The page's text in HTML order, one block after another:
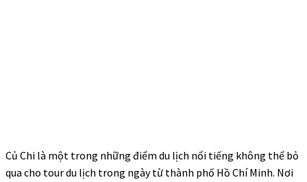
Củ Chi là một trong những điểm du lịch nổi tiếng không thể bỏ
qua cho tour du lịch trong ngày từ thành phố Hồ Chí Minh. Nơi